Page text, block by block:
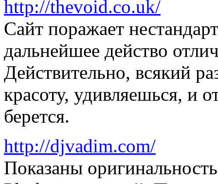
http://thevoid.co.uk/
Сайт поражает
дальнейшее действо
Действительно, всякий
красоту, удивляешься, и
берется.
http://djvadim.com/
Показаны